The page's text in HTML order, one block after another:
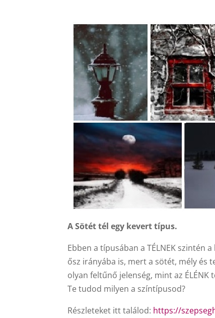
A Sötét tél egy kevert típus.
Ebben a típusában a TÉLNEK szintén
ősz irányába is, mert a sötét, mély és
olyan feltűnő jelenség, mint az
Te tudod milyen a színtípusod?
Részleteket itt találod: https://